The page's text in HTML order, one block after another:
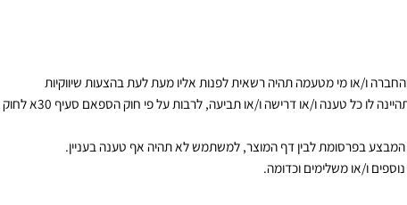
לחברה וקניינה הרוחני. אין להעתיק, לשנות, לפרסם, לשדר, להעביר,
לגרום לתוצאה של הפרת זכויות יוצרים, זכויות סימני מסחר ו/או זכויות